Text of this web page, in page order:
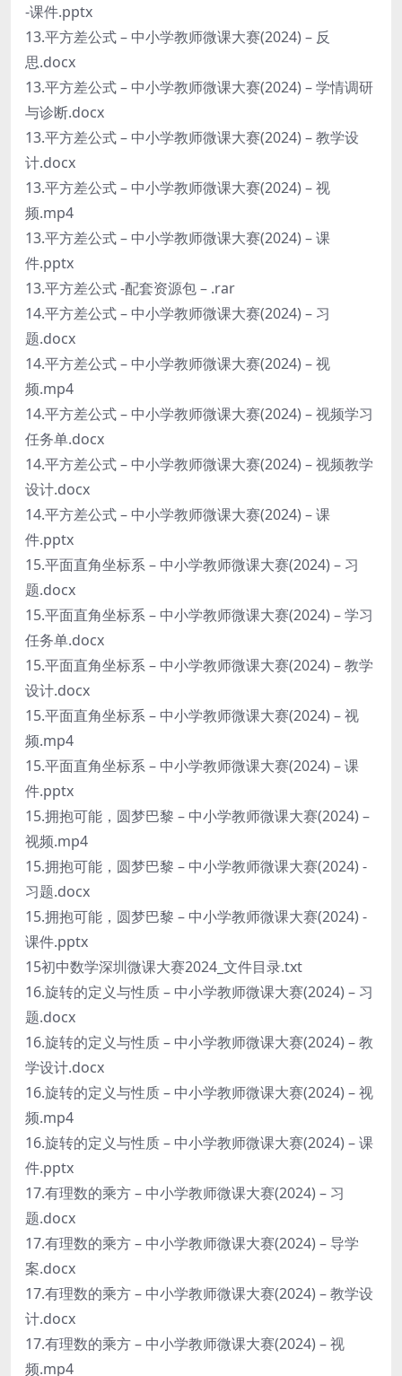
-课件.pptx
13.平方差公式 – 中小学教师微课大赛(2024) – 反
思.docx
13.平方差公式 – 中小学教师微课大赛(2024) – 学情调研
与诊断.docx
13.平方差公式 – 中小学教师微课大赛(2024) – 教学设
计.docx
13.平方差公式 – 中小学教师微课大赛(2024) – 视
频.mp4
13.平方差公式 – 中小学教师微课大赛(2024) – 课
件.pptx
13.平方差公式 -配套资源包 – .rar
14.平方差公式 – 中小学教师微课大赛(2024) – 习
题.docx
14.平方差公式 – 中小学教师微课大赛(2024) – 视
频.mp4
14.平方差公式 – 中小学教师微课大赛(2024) – 视频学习
任务单.docx
14.平方差公式 – 中小学教师微课大赛(2024) – 视频教学
设计.docx
14.平方差公式 – 中小学教师微课大赛(2024) – 课
件.pptx
15.平面直角坐标系 – 中小学教师微课大赛(2024) – 习
题.docx
15.平面直角坐标系 – 中小学教师微课大赛(2024) – 学习
任务单.docx
15.平面直角坐标系 – 中小学教师微课大赛(2024) – 教学
设计.docx
15.平面直角坐标系 – 中小学教师微课大赛(2024) – 视
频.mp4
15.平面直角坐标系 – 中小学教师微课大赛(2024) – 课
件.pptx
15.拥抱可能，圆梦巴黎 – 中小学教师微课大赛(2024) –
视频.mp4
15.拥抱可能，圆梦巴黎 – 中小学教师微课大赛(2024) -
习题.docx
15.拥抱可能，圆梦巴黎 – 中小学教师微课大赛(2024) -
课件.pptx
15初中数学深圳微课大赛2024_文件目录.txt
16.旋转的定义与性质 – 中小学教师微课大赛(2024) – 习
题.docx
16.旋转的定义与性质 – 中小学教师微课大赛(2024) – 教
学设计.docx
16.旋转的定义与性质 – 中小学教师微课大赛(2024) – 视
频.mp4
16.旋转的定义与性质 – 中小学教师微课大赛(2024) – 课
件.pptx
17.有理数的乘方 – 中小学教师微课大赛(2024) – 习
题.docx
17.有理数的乘方 – 中小学教师微课大赛(2024) – 导学
案.docx
17.有理数的乘方 – 中小学教师微课大赛(2024) – 教学设
计.docx
17.有理数的乘方 – 中小学教师微课大赛(2024) – 视
频.mp4